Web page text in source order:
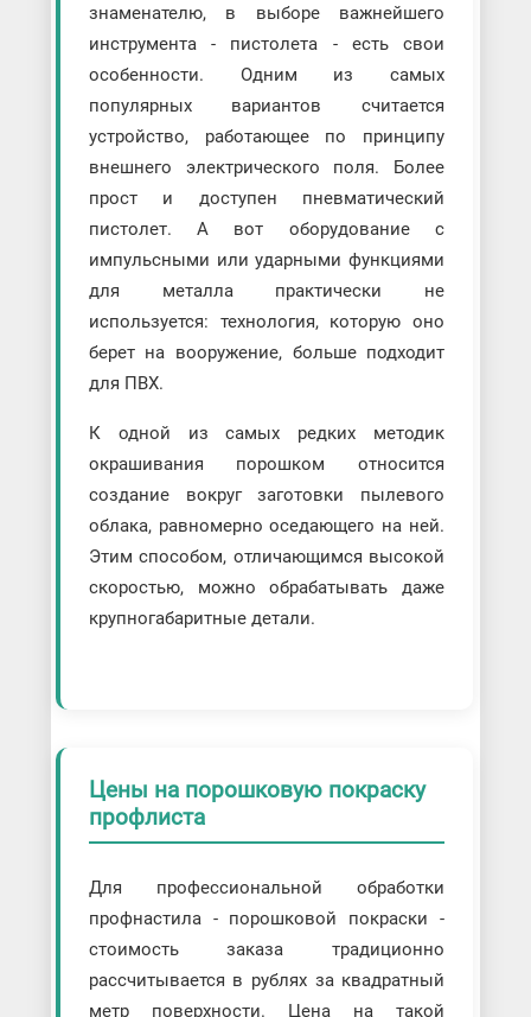
знаменателю, в выборе важнейшего
инструмента - пистолета - есть свои
особенности. Одним из самых
популярных вариантов считается
устройство, работающее по принципу
внешнего электрического поля. Более
прост и доступен пневматический
пистолет. А вот оборудование с
импульсными или ударными функциями
для металла практически не
используется: технология, которую оно
берет на вооружение, больше подходит
для ПВХ.
К одной из самых редких методик
окрашивания порошком относится
создание вокруг заготовки пылевого
облака, равномерно оседающего на ней.
Этим способом, отличающимся высокой
скоростью, можно обрабатывать даже
крупногабаритные детали.
Цены на порошковую покраску
профлиста
Для профессиональной обработки
профнастила - порошковой покраски -
стоимость заказа традиционно
рассчитывается в рублях за квадратный
метр поверхности. Цена на такой